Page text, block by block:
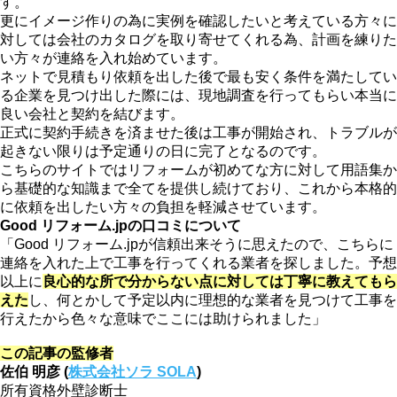
更にイメージ作りの為に実例を確認したいと考えている方々に
対しては会社のカタログを取り寄せてくれる為、計画を練りた
い方々が連絡を入れ始めています。
ネットで見積もり依頼を出した後で最も安く条件を満たしてい
る企業を見つけ出した際には、現地調査を行ってもらい本当に
良い会社と契約を結びます。
正式に契約手続きを済ませた後は工事が開始され、トラブルが
起きない限りは予定通りの日に完了となるのです。
こちらのサイトではリフォームが初めてな方に対して用語集か
ら基礎的な知識まで全てを提供し続けており、これから本格的
に依頼を出したい方々の負担を軽減させています。
Good リフォーム.jpの口コミについて
「Good リフォーム.jpが信頼出来そうに思えたので、こちらに
連絡を入れた上で工事を行ってくれる業者を探しました。予想
以上に 良心的な所で分からない点に対しては丁寧に教えてもら
えた し、何とかして予定以内に理想的な業者を見つけて工事を
行えたから色々な意味でここには助けられました」
この記事の監修者
佐伯 明彦 (株式会社ソラ SOLA)
所有資格外壁診断士